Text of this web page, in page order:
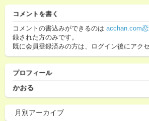
コメントを書く
コメントの書込みができるのは acchan.com
録された方のみです。
既に会員登録済みの方は、ログイン後にアク
プロフィール
かおる